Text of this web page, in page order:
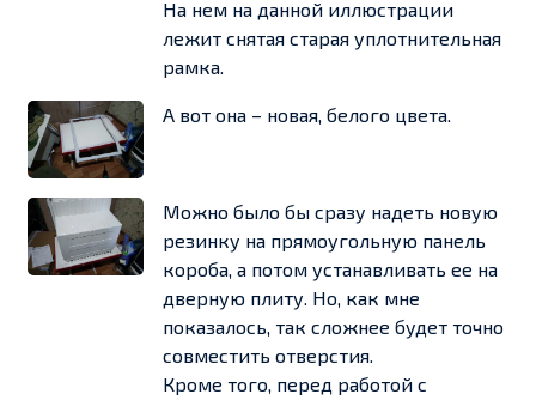
На нем на данной иллюстрации
лежит снятая старая уплотнительная
рамка.
А вот она – новая, белого цвета.
Можно было бы сразу надеть новую
резинку на прямоугольную панель
короба, а потом устанавливать ее на
дверную плиту. Но, как мне
показалось, так сложнее будет точно
совместить отверстия.
Кроме того, перед работой с